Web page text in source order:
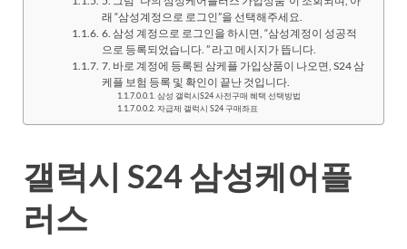
래 “삼성계정으로 로그인”을 선택해주세요.
6. 삼성 계정으로 로그인을 하시면, “삼성계정이 성공적
으로 등록되었습니다. ” 라고 메시지가 뜹니다.
7. 바로 계정에 등록된 삼케플 가입상품이 나오면, S24 삼
케플 보험 등록 및 확인이 끝난 것입니다.
삼성 갤럭시S24 사전구매 혜택 선택방법
자급제 갤럭시 S24 구매좌표
갤럭시 S24 삼성케어플
러스